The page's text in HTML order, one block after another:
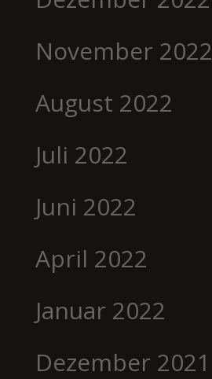
November 2022
August 2022
Juli 2022
Juni 2022
April 2022
Januar 2022
Dezember 2021